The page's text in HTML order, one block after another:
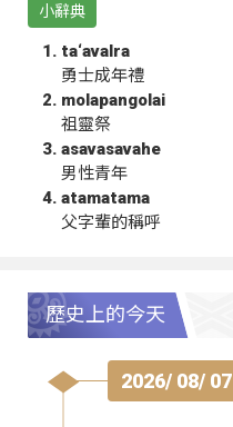
小辭典
ta‘avalra
勇士成年禮
molapangolai
祖靈祭
asavasavahe
男性青年
atamatama
父字輩的稱呼
歷史上的今天
2026/ 08/ 07